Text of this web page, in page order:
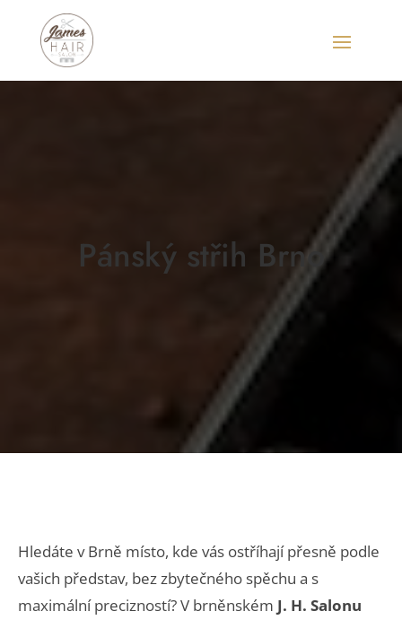
Pánský střih Brno
Hledáte v Brně místo, kde vás ostříhají přesně podle
vašich představ, bez zbytečného spěchu a s
maximální precizností? V brněnském J. H. Salonu